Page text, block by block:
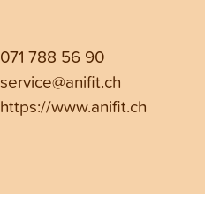
071 788 56 90
service@anifit.ch
https://www.anifit.ch